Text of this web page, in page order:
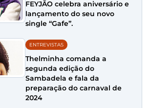
FEYJÃO celebra aniversário e
lançamento do seu novo
single “Gafe”.
ENTREVISTAS
Thelminha comanda a
segunda edição do
Sambadela e fala da
preparação do carnaval de
2024